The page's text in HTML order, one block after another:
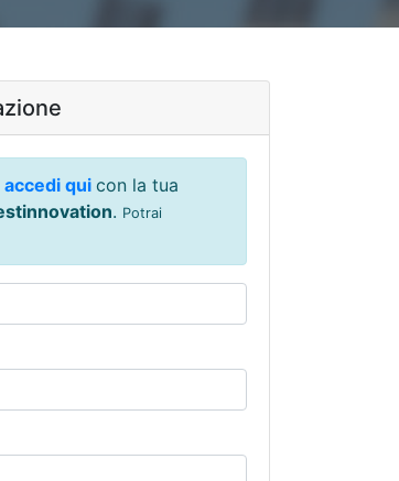
accedi qui con la tua
. Potrai